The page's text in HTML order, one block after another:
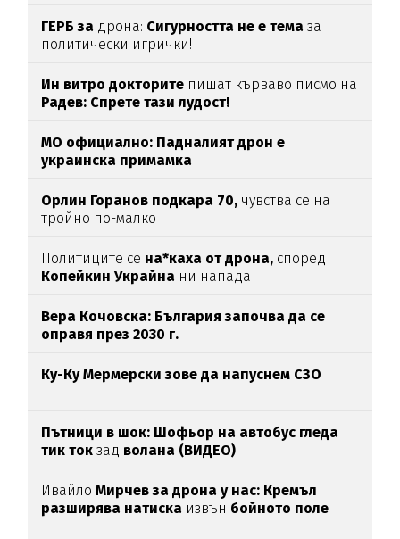
ГЕРБ за дрона: Сигурността не е темаза
политически игрички!
Ин витро докторите пишат кърваво писмо на
Радев: Спрете тази лудост!
МО официално: Падналият дрон е
украинска примамка
Орлин Горанов подкара 70, чувства се на
тройно по-малко
Политиците се на*каха от дрона, според
Копейкин Украйна ни напада
Вера Кочовска: България започва да се
оправя през 2030 г.
Ку-Ку Мермерски зове да напуснем СЗО
Пътници в шок: Шофьор на автобус гледа
тик ток зад волана (ВИДЕО)
ИвайлоМирчев за дрона у нас: Кремъл
разширява натиска извън бойното поле